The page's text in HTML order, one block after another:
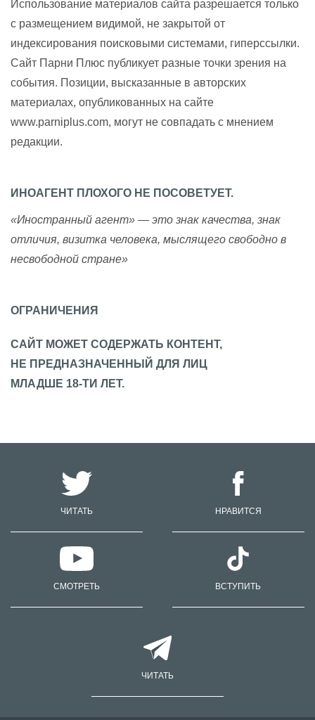
Использование материалов сайта разрешается только
с размещением видимой, не закрытой от
индексирования поисковыми системами, гиперссылки.
Сайт Парни Плюс публикует разные точки зрения на
события. Позиции, высказанные в авторских
материалах, опубликованных на сайте
www.parniplus.com, могут не совпадать с мнением
редакции.
ИНОАГЕНТ ПЛОХОГО НЕ ПОСОВЕТУЕТ.
«Иностранный агент» — это знак качества, знак
отличия, визитка человека, мыслящего свободно в
несвободной стране»
ОГРАНИЧЕНИЯ
САЙТ МОЖЕТ СОДЕРЖАТЬ КОНТЕНТ,
НЕ ПРЕДНАЗНАЧЕННЫЙ ДЛЯ ЛИЦ
МЛАДШЕ 18-ТИ ЛЕТ.
ЧИТАТЬ НРАВИТСЯ
СМОТРЕТЬ ВСТУПИТЬ
ЧИТАТЬ